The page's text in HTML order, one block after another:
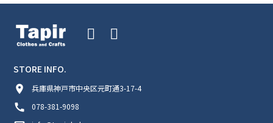
STORE INFO.
room
兵庫県神戸市中央区元町通3-17-4
call 078-381-9098